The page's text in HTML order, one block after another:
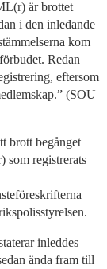
är brottet
i den inledande
kom
Redan
eftersom
(SOU
brott begånget
registrerats
inleddes
ända fram till